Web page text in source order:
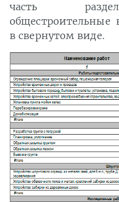
часть
общестроительные
в свернутом виде.